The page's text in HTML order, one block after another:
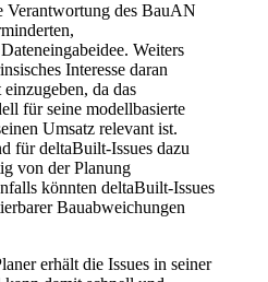
Verantwortung des BauAN
Weiters
Interesse daran
da das
für seine modellbasierte
Umsatz relevant ist.
für deltaBuilt-Issues dazu
von der Planung
könnten deltaBuilt-Issues
Bauabweichungen
erhält die Issues in seiner